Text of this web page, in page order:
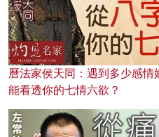
曆法家侯天同：遇到多少感
能看透你的七情六欲？